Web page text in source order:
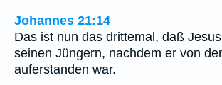
Johannes 21:14
Das ist nun das drittemal, daß
seinen Jüngern, nachdem er von
auferstanden war.